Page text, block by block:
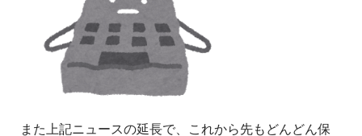
また上記ニュースの延長で、これから先もどんどん保